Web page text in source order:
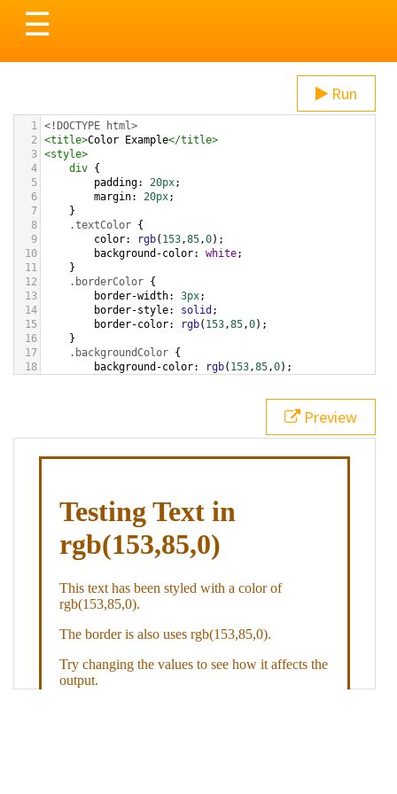
Toggle
navigation
☰
Run
1 <!DOCTYPE html>
2
<title>Color Example</title>
3 <style>
4
div {
5
padding: 20px;
6
margin: 20px;
7
}
8
.textColor {
9
color: rgb( 153,85,0);
10
background-color: white;
11
}
12
.borderColor {
13
border-width: 3px;
14
border-style: solid ;
15
border-color: rgb( 153,85,0);
16
}
17
.backgroundColor {
18
background-color: rgb( 153,85,0);
bottom ,
white, rgb(153,85,0));
div class="textColor borderColor"
< h1>Testing Text in rgb(153,85,0)
Preview